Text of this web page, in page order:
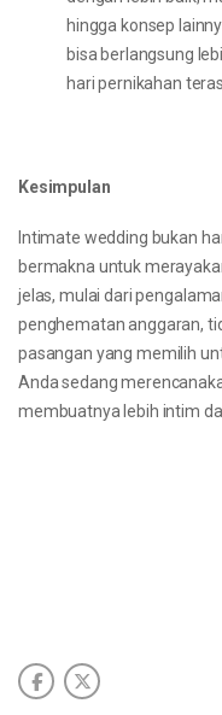
hingga konsep
bisa berlangsung
hari pernikahan
Kesimpulan
Intimate wedding bukan
bermakna untuk
jelas, mulai dari
penghematan anggaran,
pasangan yang memilih
Anda sedang
membuatnya lebih intim